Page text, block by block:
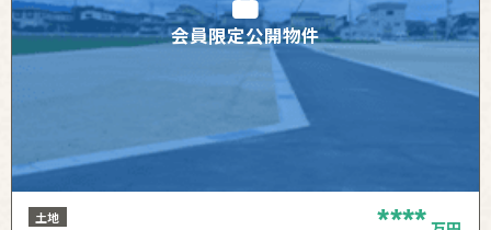
会員限定公開物件
土地